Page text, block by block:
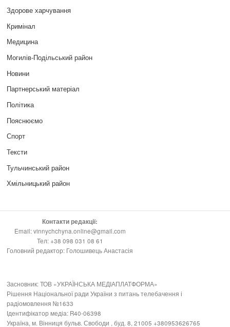
Здорове харчування
Кримінал
Медицина
Могилів-Подільський район
Новини
Партнерський матеріал
Політика
Пояснюємо
Спорт
Тексти
Тульчинський район
Хмільницький район
Контакти редакції:
Email: vinnychchyna.online@gmail.com
Тел: +38 098 031 08 61
Головний редактор: Голошивець Анастасія
Засновник: ТОВ «УКРАЇНСЬКА МЕДІАПЛАТФОРМА»
Рішення Національної ради України з питань телебачення і
радіомовлення №1633
Ідентифікатор медіа: R40-06398
Україна, м. Вінниця бульв. Свободи , буд. 8, 21005 +380953626765